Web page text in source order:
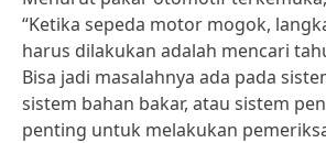
“Ketika sepeda motor mogok,
harus dilakukan adalah mencari
Bisa jadi masalahnya ada pada
sistem bahan bakar, atau sistem
penting untuk melakukan